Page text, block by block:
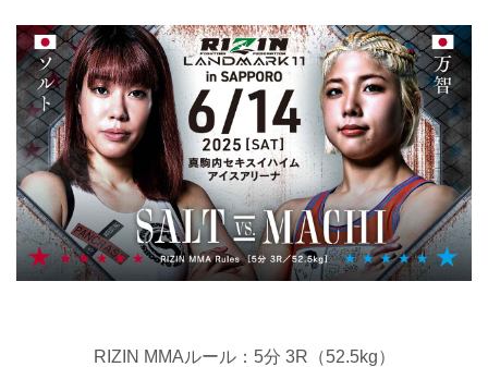
RIZIN MMAルール：5分 3R（52.5kg）